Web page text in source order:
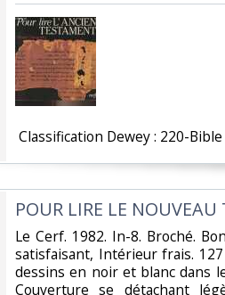
‎ Classification Dewey : 220-Bible‎
‎POUR LIRE LE
‎Le Cerf. 1982. In-8. Broché.
satisfaisant, Intérieur frais.
dessins en noir et blanc dans
Couverture se détachant